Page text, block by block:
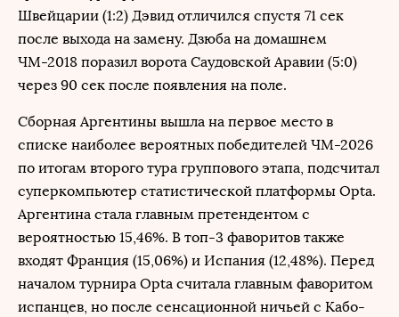
Швейцарии (1:2) Дэвид отличился спустя 71 сек
после выхода на замену. Дзюба на домашнем
ЧМ-2018 поразил ворота Саудовской Аравии (5:0)
через 90 сек после появления на поле.
Сборная Аргентины вышла на первое место в
списке наиболее вероятных победителей ЧМ-2026
по итогам второго тура группового этапа, подсчитал
суперкомпьютер статистической платформы Opta.
Аргентина стала главным претендентом с
вероятностью 15,46%. В топ-3 фаворитов также
входят Франция (15,06%) и Испания (12,48%). Перед
началом турнира Opta считала главным фаворитом
испанцев, но после сенсационной ничьей с Кабо-